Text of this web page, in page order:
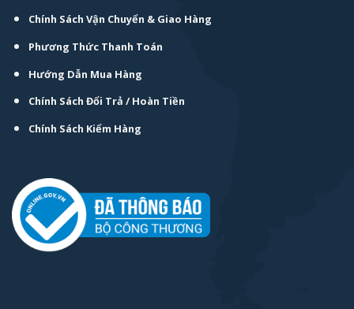
Chính Sách Vận Chuyển & Giao Hàng
Phương Thức Thanh Toán
Hướng Dẫn Mua Hàng
Chính Sách Đổi Trả / Hoàn Tiền
Chính Sách Kiểm Hàng